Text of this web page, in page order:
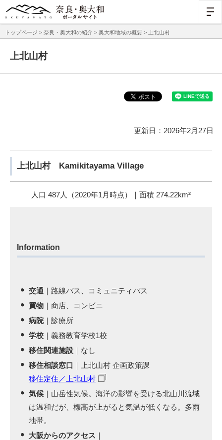
トップページ > 奈良・奥大和の紹介 > 奥大和地域の概要 > 上北山村
上北山村
更新日：2026年2月27日
上北山村 Kamikitayama Village
人口 487人（2020年1月時点）｜面積 274.22km²
Information
交通 ｜路線バス、コミュニティバス
買物 ｜商店、コンビニ
病院｜診療所
学校 ｜義務教育学校1校
移住関連施設 ｜なし
移住相談窓口 ｜上北山村 企画政策課
移住定住／上北山村
気候 ｜山岳性気候。海洋の影響を受ける北山川流域
は温和だが、標高が上がると気温が低くなる。多雨
地帯。
大阪からのアクセス ｜